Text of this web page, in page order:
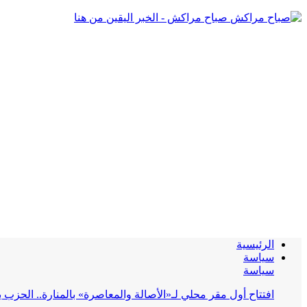
صباح مراكش - الخبر اليقين من هنا
الرئيسية
سياسة
سياسة
افتتاح أول مقر محلي لـ«الأصالة والمعاصرة» بالمنارة..